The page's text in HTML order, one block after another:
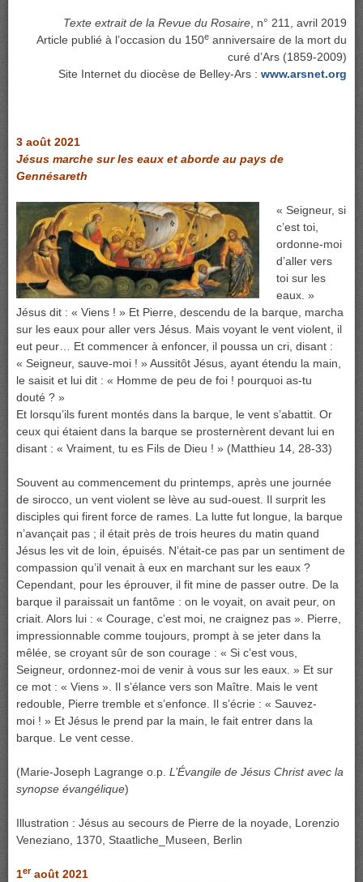
Texte extrait de la Revue du Rosaire , n° 211, avril 2019
Article publié à l’occasion du 150e anniversaire de la mort du
curé d’Ars (1859-2009)
Site Internet du diocèse de Belley-Ars : www.arsnet.org
3 août 2021
Jésus marche sur les eaux et aborde au pays de
Gennésareth
« Seigneur, si
c’est toi,
ordonne-moi
d’aller vers
toi sur les
eaux. »
Jésus dit : « Viens ! » Et Pierre, descendu de la barque, marcha
sur les eaux pour aller vers Jésus. Mais voyant le vent violent, il
eut peur… Et commencer à enfoncer, il poussa un cri, disant :
« Seigneur, sauve-moi ! » Aussitôt Jésus, ayant étendu la main,
le saisit et lui dit : « Homme de peu de foi ! pourquoi as-tu
douté ? »
Et lorsqu’ils furent montés dans la barque, le vent s’abattit. Or
ceux qui étaient dans la barque se prosternèrent devant lui en
disant : « Vraiment, tu es Fils de Dieu ! » (Matthieu 14, 28-33)
Souvent au commencement du printemps, après une journée
de sirocco, un vent violent se lève au sud-ouest. Il surprit les
disciples qui firent force de rames. La lutte fut longue, la barque
n’avançait pas ; il était près de trois heures du matin quand
Jésus les vit de loin, épuisés. N’était-ce pas par un sentiment de
compassion qu’il venait à eux en marchant sur les eaux ?
Cependant, pour les éprouver, il fit mine de passer outre. De la
barque il paraissait un fantôme : on le voyait, on avait peur, on
criait. Alors lui : « Courage, c’est moi, ne craignez pas ». Pierre,
impressionnable comme toujours, prompt à se jeter dans la
mêlée, se croyant sûr de son courage : « Si c’est vous,
Seigneur, ordonnez-moi de venir à vous sur les eaux. » Et sur
ce mot : « Viens ». Il s’élance vers son Maître. Mais le vent
redouble, Pierre tremble et s’enfonce. Il s’écrie : « Sauvez-
moi ! » Et Jésus le prend par la main, le fait entrer dans la
barque. Le vent cesse.
(Marie-Joseph Lagrange o.p. L’Évangile de Jésus Christ avec la
synopse évangélique)
Illustration : Jésus au secours de Pierre de la noyade, Lorenzio
Veneziano, 1370, Staatliche_Museen, Berlin
1eraoût 2021